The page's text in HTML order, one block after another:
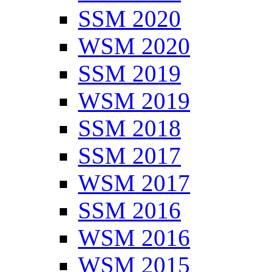
SSM 2020
WSM 2020
SSM 2019
WSM 2019
SSM 2018
SSM 2017
WSM 2017
SSM 2016
WSM 2016
WSM 2015